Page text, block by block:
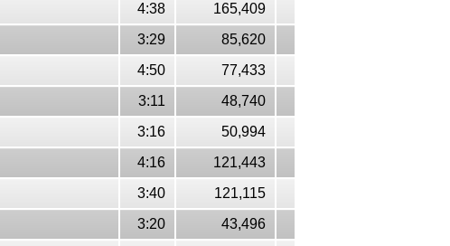
4:38
165,409
3:29
85,620
4:50
77,433
3:11
48,740
3:16
50,994
4:16
121,443
3:40
121,115
3:20
43,496